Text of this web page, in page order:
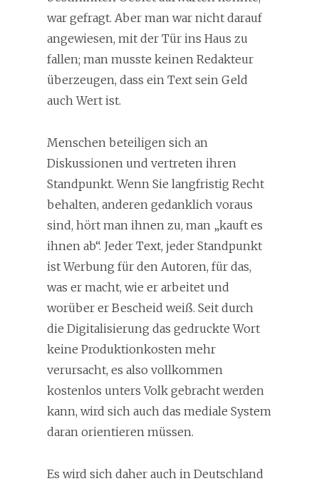
war gefragt. Aber man war nicht darauf
angewiesen, mit der Tür ins Haus zu
fallen; man musste keinen Redakteur
überzeugen, dass ein Text sein Geld
auch Wert ist.
Menschen beteiligen sich an
Diskussionen und vertreten ihren
Standpunkt. Wenn Sie langfristig Recht
behalten, anderen gedanklich voraus
sind, hört man ihnen zu, man „kauft es
ihnen ab“. Jeder Text, jeder Standpunkt
ist Werbung für den Autoren, für das,
was er macht, wie er arbeitet und
worüber er Bescheid weiß. Seit durch
die Digitalisierung das gedruckte Wort
keine Produktionkosten mehr
verursacht, es also vollkommen
kostenlos unters Volk gebracht werden
kann, wird sich auch das mediale System
daran orientieren müssen.
Es wird sich daher auch in Deutschland